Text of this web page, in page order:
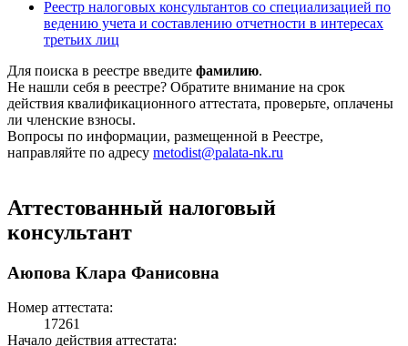
Реестр налоговых консультантов со специализацией по
ведению учета и составлению отчетности в интересах
третьих лиц
Для поиска в реестре введите фамилию.
Не нашли себя в реестре? Обратите внимание на срок
действия квалификационного аттестата, проверьте, оплачены
ли членские взносы.
Вопросы по информации, размещенной в Реестре,
направляйте по адресу metodist@palata-nk.ru
Аттестованный налоговый
консультант
Аюпова Клара Фанисовна
Номер аттестата:
17261
Начало действия аттестата: